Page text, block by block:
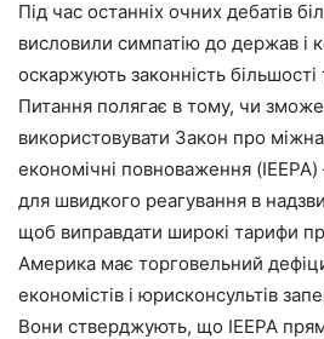
Під час останніх очних дебатів
висловили симпатію до держав і
оскаржують законність
Питання полягає в тому, чи
використовувати Закон про
економічні повноваження
для швидкого реагування в
щоб виправдати широкі тарифи
Америка має торговельний
економістів і юрисконсультів
Вони стверджують, що IEEPA